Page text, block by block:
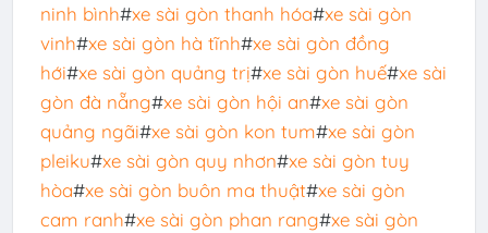
ninh bình#xe sài gòn thanh hóa#xe sài gòn
vinh#xe sài gòn hà tĩnh#xe sài gòn đồng
hới#xe sài gòn quảng trị#xe sài gòn huế#xe sài
gòn đà nẵng#xe sài gòn hội an#xe sài gòn
quảng ngãi#xe sài gòn kon tum#xe sài gòn
pleiku#xe sài gòn quy nhơn#xe sài gòn tuy
hòa#xe sài gòn buôn ma thuật#xe sài gòn
cam ranh#xe sài gòn phan rang#xe sài gòn